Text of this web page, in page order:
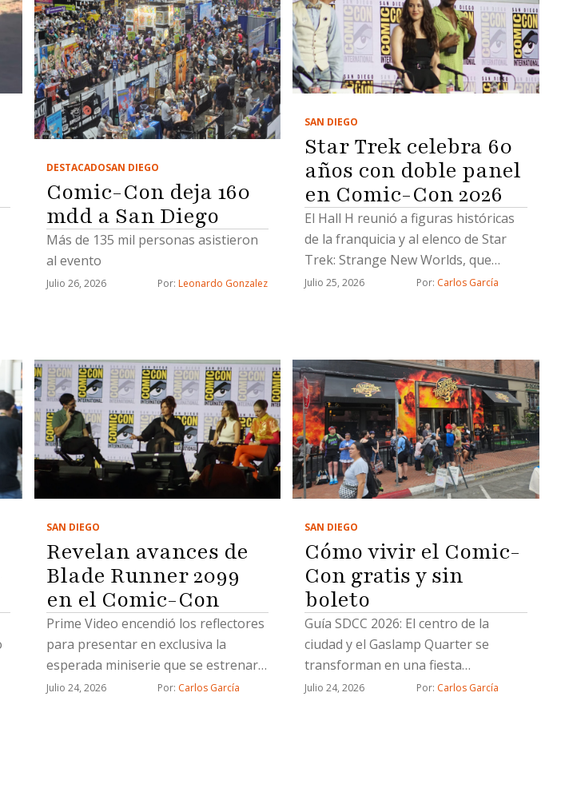
DESTACADOSAN DIEGO
Comic-Con deja 160
mdd a San Diego
Más de 135 mil personas asistieron
al evento
Julio 26, 2026 Por: Leonardo Gonzalez
SAN DIEGO
Star Trek celebra 60
años con doble panel
en Comic-Con 2026
El Hall H reunió a figuras históricas
de la franquicia y al elenco de Star
Trek: Strange New Worlds, que
presentó avances de la nueva
Julio 25, 2026 Por: Carlos García
SAN DIEGO
Revelan avances de
Blade Runner 2099
en el Comic-Con
Prime Video encendió los reflectores
para presentar en exclusiva la
esperada miniserie que se estrenará
a nivel mundial el 25 de noviembre
Julio 24, 2026 Por: Carlos García
SAN DIEGO
Cómo vivir el Comic-
Con gratis y sin
boleto
Guía SDCC 2026: ​El centro de la
ciudad y el Gaslamp Quarter se
transforman en una fiesta
interactiva al aire libre con
Julio 24, 2026 Por: Carlos García